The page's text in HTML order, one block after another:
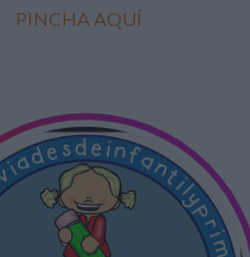
PINCHA AQUÍ